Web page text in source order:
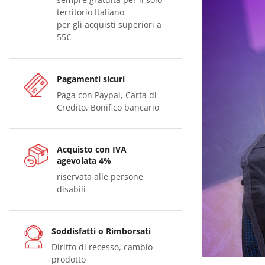
territorio Italiano
per gli acquisti superiori a
55€
Pagamenti sicuri
Paga con Paypal, Carta di
Credito, Bonifico bancario
Acquisto con IVA
agevolata 4%
riservata alle persone
disabili
Soddisfatti o Rimborsati
Diritto di recesso, cambio
prodotto